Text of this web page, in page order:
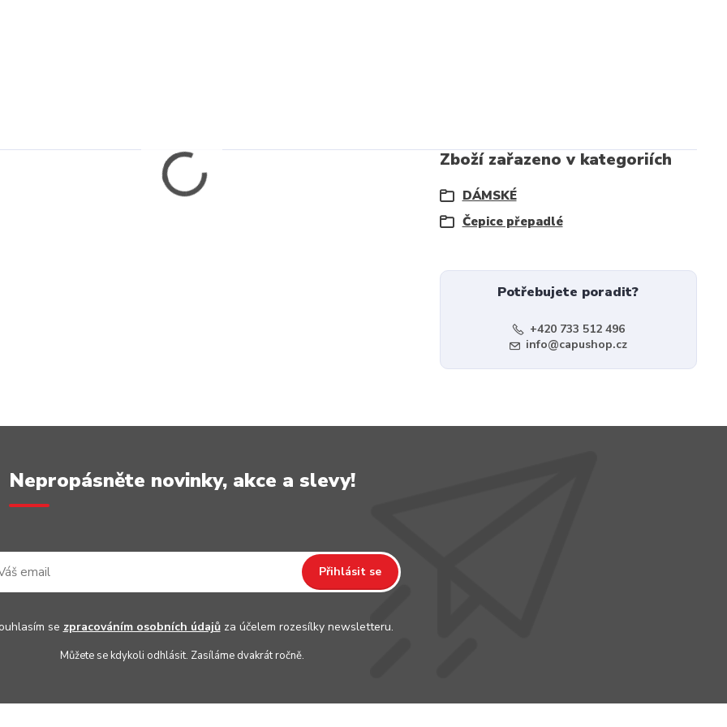
Zboží zařazeno v kategoriích
DÁMSKÉ
Čepice přepadlé
Potřebujete poradit?
+420 733 512 496
info@capushop.cz
Nepropásněte novinky, akce a slevy!
Přihlásit se
se zpracováním osobních údajůza účelem rozesílky newsletteru.
Můžete se kdykoli odhlásit. Zasíláme dvakrát ročně.